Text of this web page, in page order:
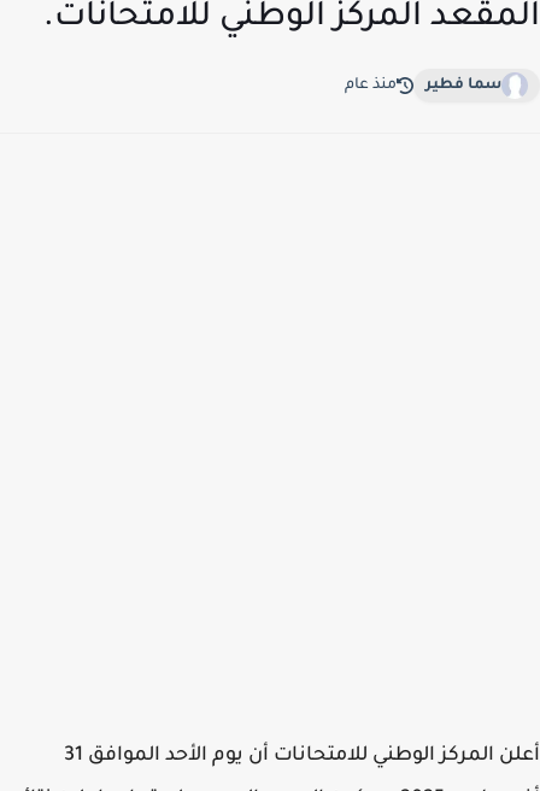
المركز الوطني للامتحانات.
سما فطير منذ عام
أعلن المركز الوطني للامتحانات أن يوم الأحد الموافق 31